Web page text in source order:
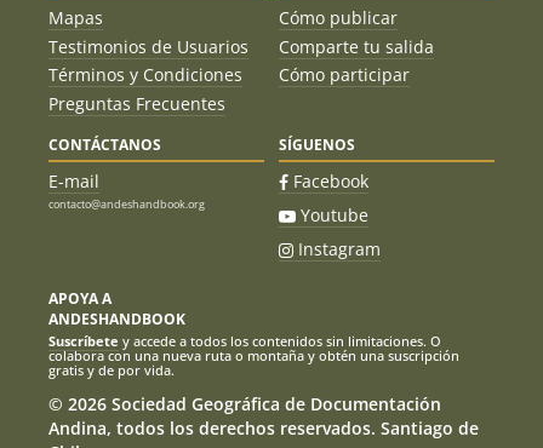
Mapas
Testimonios de Usuarios
Términos y Condiciones
Preguntas Frecuentes
Cómo publicar
Comparte tu salida
Cómo participar
CONTÁCTANOS
E-mail
contacto@andeshandbook.org
SÍGUENOS
Facebook
Youtube
Instagram
APOYA A
ANDESHANDBOOK
Suscríbete y accede a todos los contenidos sin limitaciones. O
colabora con una nueva ruta o montaña y obtén una suscripción
gratis y de por vida.
© 2026 Sociedad Geográfica de Documentación
Andina, todos los derechos reservados. Santiago de